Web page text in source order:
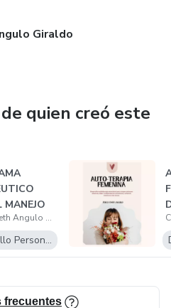
Giraldo
quien creó este
MANEJO
Cindy Julieth Angulo Giraldo
Desarrollo Personal
frecuentes